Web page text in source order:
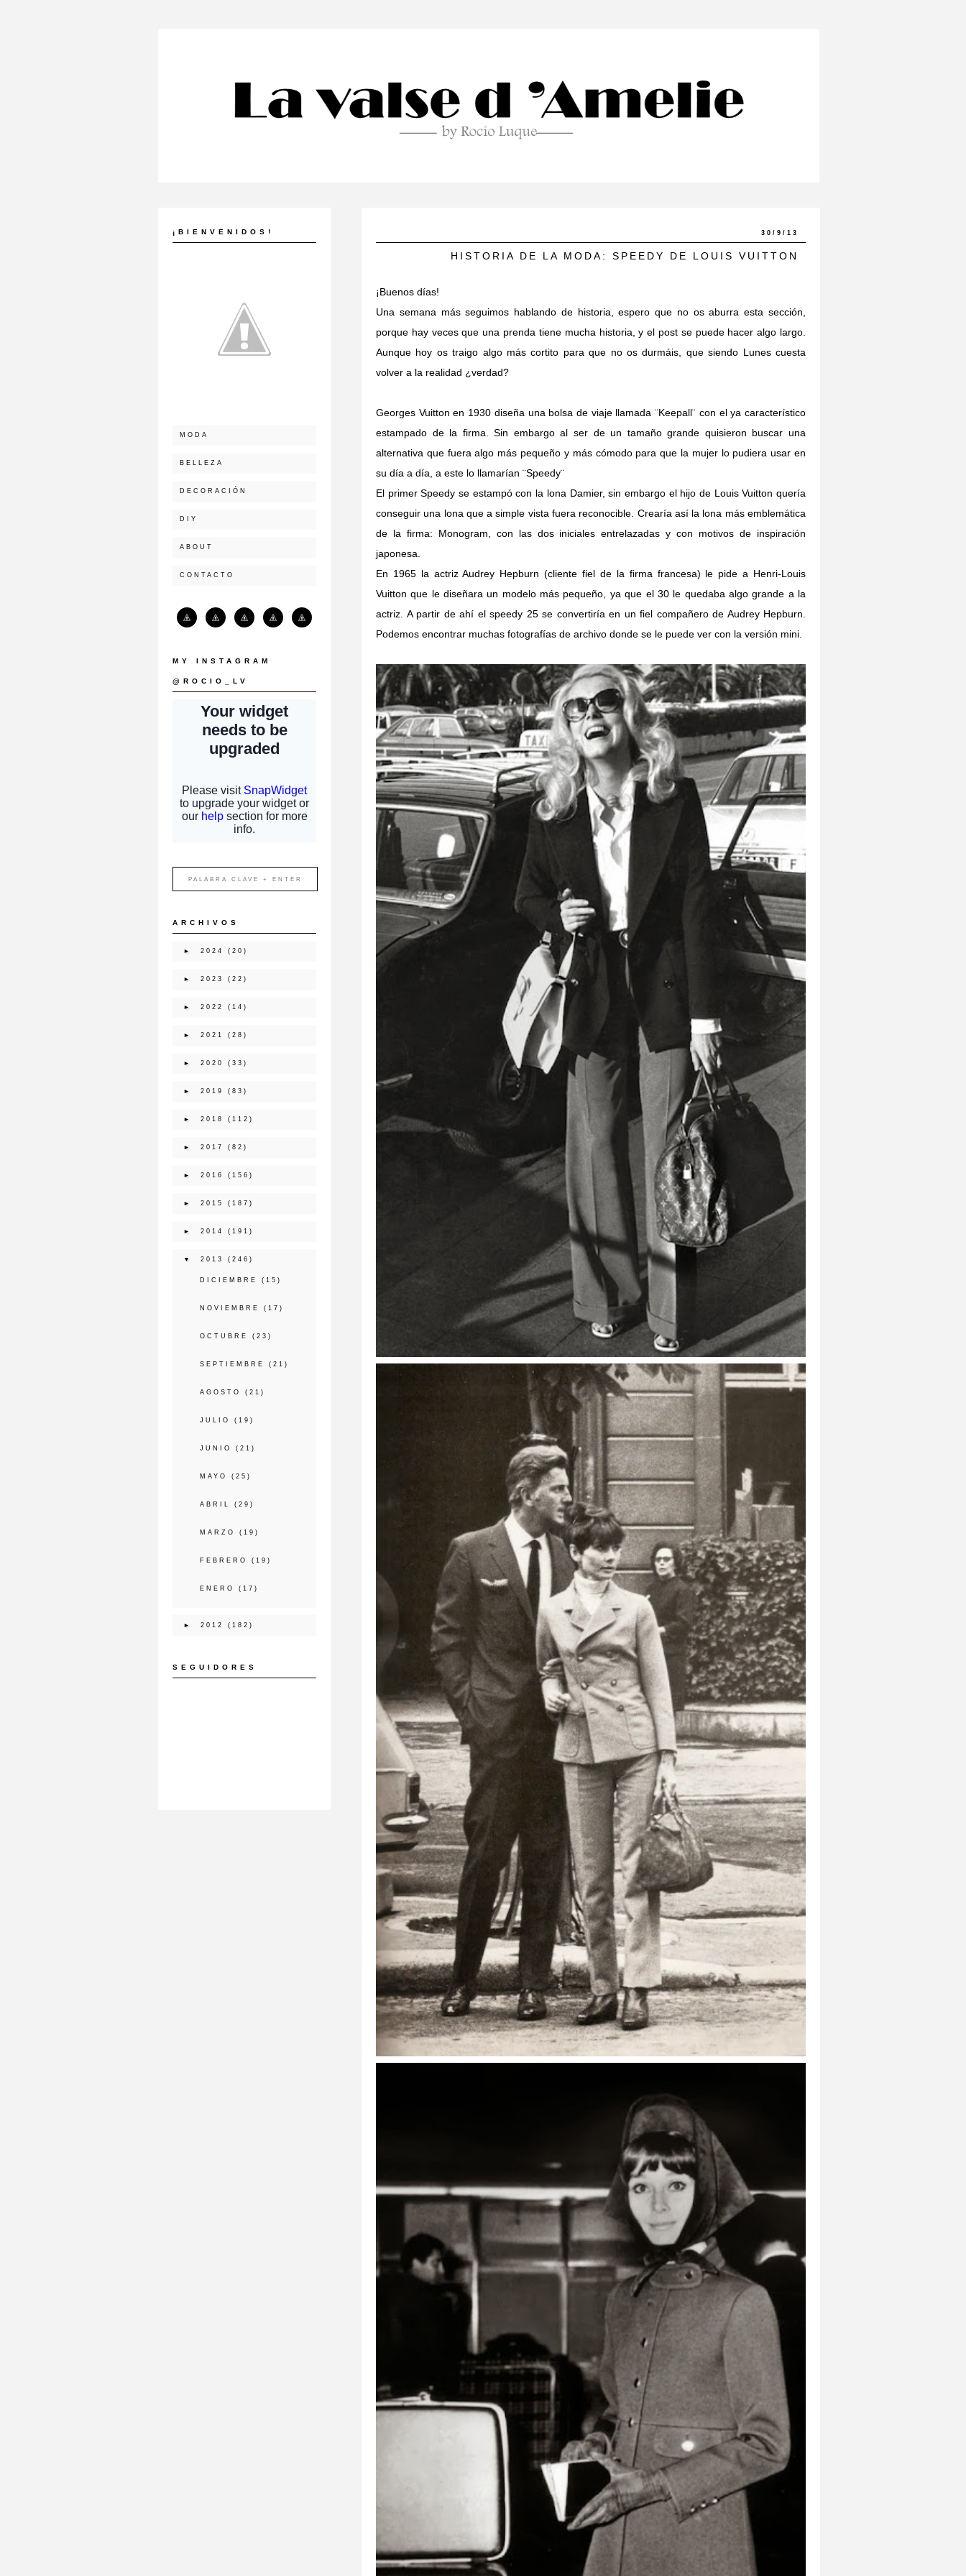
30/9/13
HISTORIA DE LA MODA: SPEEDY DE LOUIS VUITTON
¡Buenos días!
Una semana más seguimos hablando de historia, espero que no os aburra esta sección,
porque hay veces que una prenda tiene mucha historia, y el post se puede hacer algo largo.
Aunque hoy os traigo algo más cortito para que no os durmáis, que siendo Lunes cuesta
volver a la realidad ¿verdad?
Georges Vuitton en 1930 diseña una bolsa de viaje llamada ¨Keepall¨ con el ya característico
estampado de la firma. Sin embargo al ser de un tamaño grande quisieron buscar una
alternativa que fuera algo más pequeño y más cómodo para que la mujer lo pudiera usar en
su día a día, a este lo llamarían ¨Speedy¨
El primer Speedy se estampó con la lona Damier, sin embargo el hijo de Louis Vuitton quería
conseguir una lona que a simple vista fuera reconocible. Crearía así la lona más emblemática
de la firma: Monogram, con las dos iniciales entrelazadas y con motivos de inspiración
japonesa.
En 1965 la actriz Audrey Hepburn (cliente fiel de la firma francesa) le pide a Henri-Louis
Vuitton que le diseñara un modelo más pequeño, ya que el 30 le quedaba algo grande a la
actriz. A partir de ahí el speedy 25 se convertiría en un fiel compañero de Audrey Hepburn.
Podemos encontrar muchas fotografías de archivo donde se le puede ver con la versión mini.
¡BIENVENIDOS!
MODA
BELLEZA
DECORACIÓN
DIY
ABOUT
CONTACTO
MY INSTAGRAM
@ROCIO_LV
ARCHIVOS
► 2024 (20)
► 2023 (22)
► 2022 (14)
► 2021 (28)
► 2020 (33)
► 2019 (83)
► 2018 (112)
► 2017 (82)
► 2016 (156)
► 2015 (187)
► 2014 (191)
▼ 2013 (246)
DICIEMBRE (15)
NOVIEMBRE (17)
OCTUBRE (23)
SEPTIEMBRE (21)
AGOSTO (21)
JULIO (19)
JUNIO (21)
MAYO (25)
ABRIL (29)
MARZO (19)
FEBRERO (19)
ENERO (17)
► 2012 (182)
SEGUIDORES